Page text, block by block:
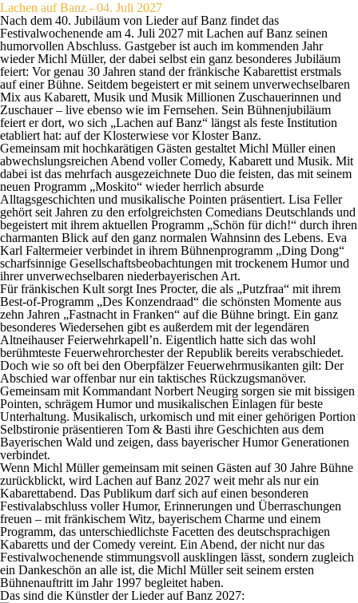
Lachen auf Banz - 04. Juli 2027
Nach dem 40. Jubiläum von Lieder auf Banz findet das
Festivalwochenende am 4. Juli 2027 mit Lachen auf Banz seinen
humorvollen Abschluss. Gastgeberist auch im kommenden Jahr
wiederMichl Müller, der dabei selbst ein ganz besonderes Jubiläum
feiert: Vor genau 30 Jahren stand der fränkische Kabarettist erstmals
auf einer Bühne. Seitdem begeistert er mit seinem unverwechselbaren
Mix aus Kabarett, Musik und Musik Millionen Zuschauerinnen und
Zuschauer – live ebenso wie im Fernsehen. Sein Bühnenjubiläum
feiert er dort, wo sich „Lachen auf Banz“ längst als feste Institution
etabliert hat: auf der Klosterwiese vor Kloster Banz.
Gemeinsam mit hochkarätigen Gästen gestaltet Michl Müller einen
abwechslungsreichen Abend voller Comedy, Kabarett und Musik. Mit
dabei ist das mehrfach ausgezeichnete Duo die feisten, das mit seinem
neuen Programm „Moskito“ wieder herrlich absurde
Alltagsgeschichten und musikalische Pointen präsentiert. Lisa Feller
gehört seit Jahren zu den erfolgreichsten Comedians Deutschlands und
begeistert mit ihrem aktuellen Programm „Schön für dich!“ durch ihren
charmanten Blick auf den ganz normalen Wahnsinn des Lebens. Eva
Karl Faltermeierverbindet in ihrem Bühnenprogramm „Ding Dong“
scharfsinnige Gesellschaftsbeobachtungen mit trockenem Humor und
ihrer unverwechselbaren niederbayerischen Art.
Für fränkischen Kult sorgt Ines Procter, die als „Putzfraa“ mit ihrem
Best-of-Programm „Des Konzendraad“ die schönsten Momente aus
zehn Jahren „Fastnacht in Franken“ auf die Bühne bringt. Ein ganz
besonderes Wiedersehen gibt es außerdem mit der legendären
Altneihauser Feierwehrkapell’n. Eigentlich hatte sich das wohl
berühmteste Feuerwehrorchester der Republik bereits verabschiedet.
Doch wie so oft bei den Oberpfälzer Feuerwehrmusikanten gilt: Der
Abschied war offenbar nur ein taktisches Rückzugsmanöver.
Gemeinsam mit Kommandant Norbert Neugirg sorgen sie mit bissigen
Pointen, schrägem Humor und musikalischen Einlagen für beste
Unterhaltung. Musikalisch, urkomisch und mit einer gehörigen Portion
Selbstironie präsentieren Tom & Basti ihre Geschichten aus dem
Bayerischen Wald und zeigen, dass bayerischer Humor Generationen
verbindet.
Wenn Michl Müller gemeinsam mit seinen Gästen auf 30 Jahre Bühne
zurückblickt, wird Lachen auf Banz 2027 weit mehr als nur ein
Kabarettabend. Das Publikum darf sich auf einen besonderen
Festivalabschluss voller Humor, Erinnerungen und Überraschungen
freuen – mit fränkischem Witz, bayerischem Charme und einem
Programm, das unterschiedlichste Facetten des deutschsprachigen
Kabaretts und der Comedy vereint. Ein Abend, der nicht nur das
Festivalwochenende stimmungsvoll ausklingen lässt, sondern zugleich
ein Dankeschön an alle ist, die Michl Müller seit seinem ersten
Bühnenauftritt im Jahr 1997 begleitet haben.
Das sind die Künstler der Lieder auf Banz 2027: